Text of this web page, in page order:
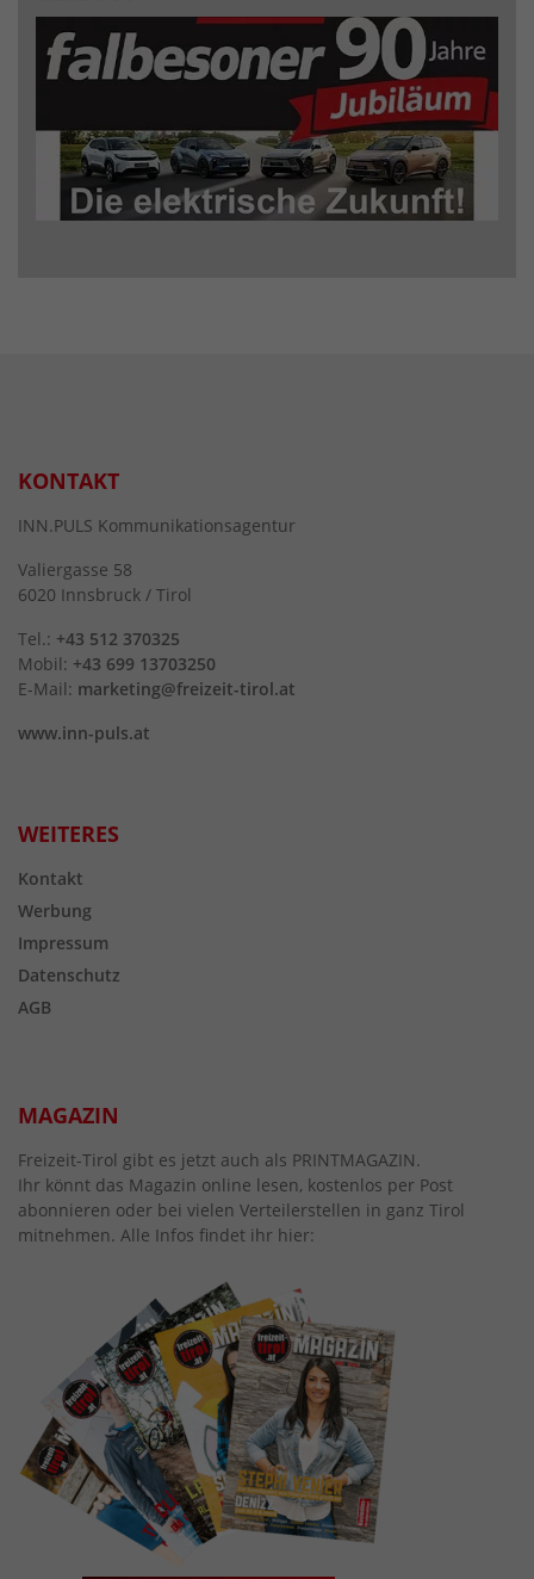
KONTAKT
INN.PULS Kommunikationsagentur
Valiergasse 58
6020 Innsbruck / Tirol
Tel.: +43 512 370325
Mobil: +43 699 13703250
E-Mail: marketing@freizeit-tirol.at
www.inn-puls.at
WEITERES
Kontakt
Werbung
Impressum
Datenschutz
AGB
MAGAZIN
Freizeit-Tirol gibt es jetzt auch als PRINTMAGAZIN.
Ihr könnt das Magazin online lesen, kostenlos per Post
abonnieren oder bei vielen Verteilerstellen in ganz Tirol
mitnehmen. Alle Infos findet ihr hier: